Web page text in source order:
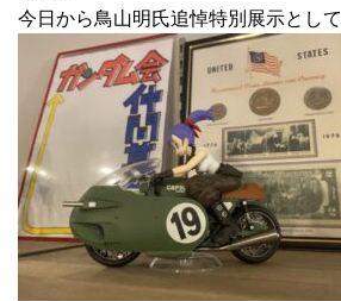
今日から鳥山明氏追悼特別展示として